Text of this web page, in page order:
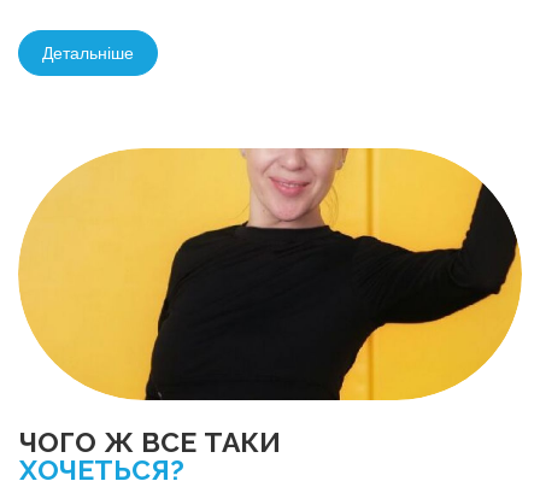
Детальніше
ЧОГО Ж ВСЕ ТАКИ
ХОЧЕТЬСЯ?